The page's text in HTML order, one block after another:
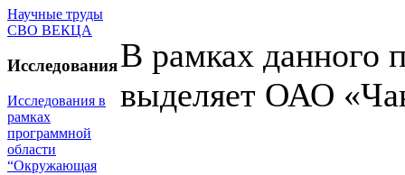
Научные труды
СВО ВЕКЦА
Исследования
Исследования в
рамках
программной
области
“Окружающая
В рамках данного
выделяет ОАО